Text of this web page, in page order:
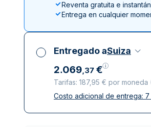
Reventa gratuita e
Entrega en cualquier
Entregado aSuiza
2.069,37 €
Tarifas: 187,95 € por moneda
Impuestos incluidos
Costo adicional de entrega: 7